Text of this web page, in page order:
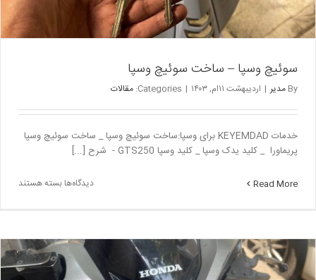
سوئیچ وسپا – ساخت سوئیچ وسپا
By مدیر | اردیبهشت ۱۱ام, ۱۴۰۳ |
Categories: مقالات
خدمات KEYEMDAD برای وسپا:ساخت سوئیچ وسپا _ ساخت سوئیچ وسپا
پریماورا _ کلید یدک وسپا _ کلید وسپا GTS250 - شرح [...]
Read More دیدگاه‌ها برای
ساخت
سوئیچ
وسپا
بسته هستند